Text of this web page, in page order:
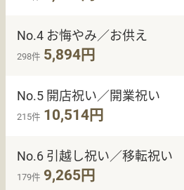
No.4 お悔やみ／お供え
298件 5,894円
No.5 開店祝い／開業祝い
215件 10,514円
No.6 引越し祝い／移転祝い
179件 9,265円